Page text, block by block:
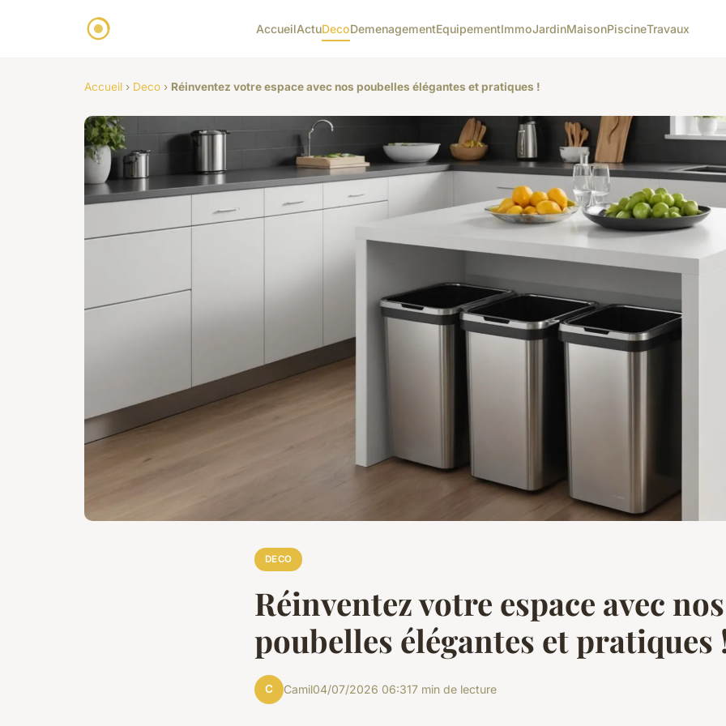
AccueilActuDecoDemenagementEquipementImmoJardinMaisonPiscineTravaux
Accueil › Deco › Réinventez votre espace avec nos poubelles élégantes et pratiques !
DECO
Réinventez votre espace avec nos
poubelles élégantes et pratiques
C Camil04/07/2026 06:317 min de lecture